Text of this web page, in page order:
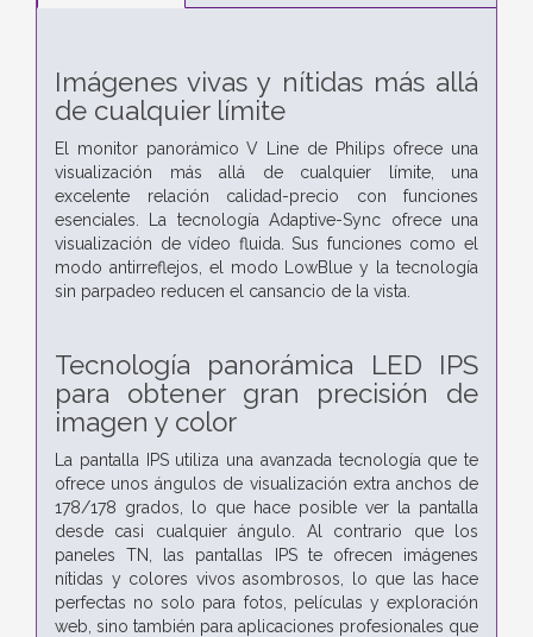
Imágenes vivas y nítidas más allá
de cualquier límite
El monitor panorámico V Line de Philips ofrece una
visualización más allá de cualquier límite, una
excelente relación calidad-precio con funciones
esenciales. La tecnología Adaptive-Sync ofrece una
visualización de vídeo fluida. Sus funciones como el
modo antirreflejos, el modo LowBlue y la tecnología
sin parpadeo reducen el cansancio de la vista.
Tecnología panorámica LED IPS
para obtener gran precisión de
imagen y color
La pantalla IPS utiliza una avanzada tecnología que te
ofrece unos ángulos de visualización extra anchos de
178/178 grados, lo que hace posible ver la pantalla
desde casi cualquier ángulo. Al contrario que los
paneles TN, las pantallas IPS te ofrecen imágenes
nítidas y colores vivos asombrosos, lo que las hace
perfectas no solo para fotos, películas y exploración
web, sino también para aplicaciones profesionales que